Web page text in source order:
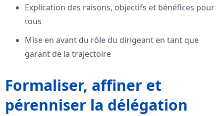
Explication des raisons, objectifs et bénéfices pour
tous
Mise en avant du rôle du dirigeant en tant que
garant de la trajectoire
Formaliser, affiner et
pérenniser la délégation